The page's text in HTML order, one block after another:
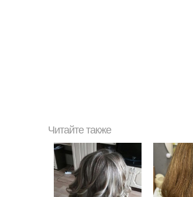
Читайте также